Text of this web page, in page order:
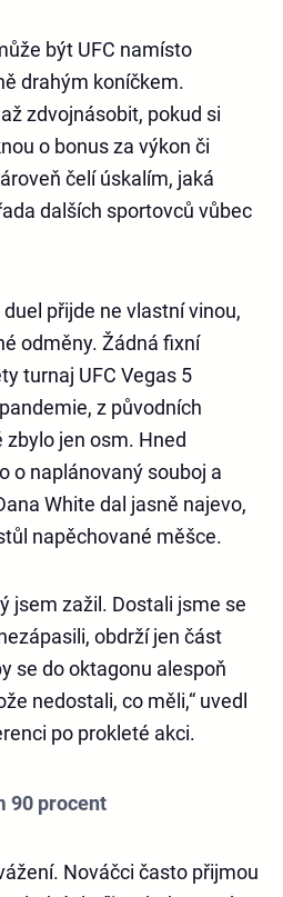
být UFC namísto
drahým koníčkem.
zdvojnásobit, pokud si
o bonus za výkon či
čelí úskalím, jaká
dalších sportovců vůbec
přijde ne vlastní vinou,
odměny. Žádná fixní
turnaj UFC Vegas 5
z původních
jen osm. Hned
o naplánovaný souboj a
White dal jasně najevo,
napěchované měšce.
jsem zažil. Dostali jsme se
obdrží jen část
se do oktagonu alespoň
nedostali, co měli,“ uvedl
po prokleté akci.
90 procent
Nováčci často přijmou